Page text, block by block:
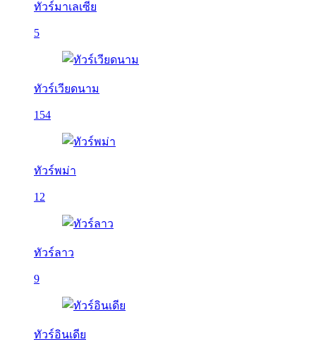
ทัวร์มาเลเซีย
5
ทัวร์เวียดนาม
154
ทัวร์พม่า
12
ทัวร์ลาว
9
ทัวร์อินเดีย